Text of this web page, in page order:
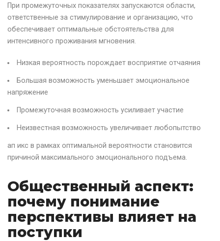
При промежуточных показателях запускаются области,
ответственные за стимулирование и организацию, что
обеспечивает оптимальные обстоятельства для
интенсивного проживания мгновения.
Низкая вероятность порождает восприятие отчаяния
Большая возможность уменьшает эмоциональное
напряжение
Промежуточная возможность усиливает участие
Неизвестная возможность увеличивает любопытство
ап икс в рамках оптимальной вероятности становится
причиной максимального эмоционального подъема.
Общественный аспект:
почему понимание
перспективы влияет на
поступки